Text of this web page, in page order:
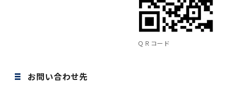
ＱＲコード
お問い合わせ先